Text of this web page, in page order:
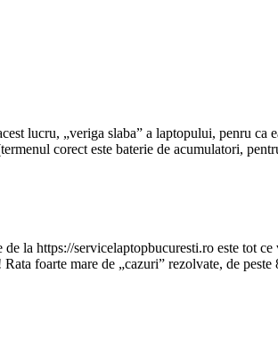
lucru, „veriga slaba” a laptopului, penru
corect este baterie de acumulatori,
la https://servicelaptopbucuresti.ro este tot
foarte mare de „cazuri” rezolvate, de